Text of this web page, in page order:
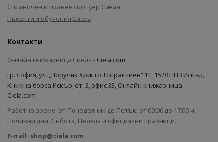
Справочен и правен софтуер Сиела
Проекти и обучения Сиела
Контакти
Онлайн книжарница Сиела - Ciela.com
гр. София, ул. „Поручик Христо Топракчиев“ 11, 1528 НПЗ Искър,
Книжна борса Искър, ет. 3, офис 33, Онлайн книжарница
Ciela.com
Работно време: от Понеделник до Петък, от 09:00 до 17:00 ч.
Почивни дни: Събота, Неделя и официални празници.
E-mail: shop@ciela.com